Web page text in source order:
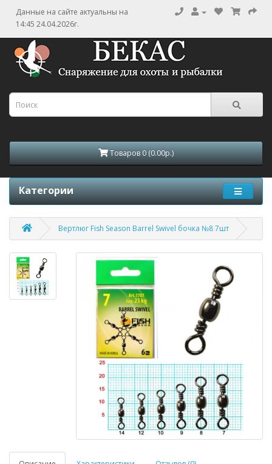
Данные на сайте актуальны на
14:45 24.04.2026г.
Товаров 0 (0.00р.)
Категории
Вертлюг Fish Season Barrel Swivel бочка №8 7шт